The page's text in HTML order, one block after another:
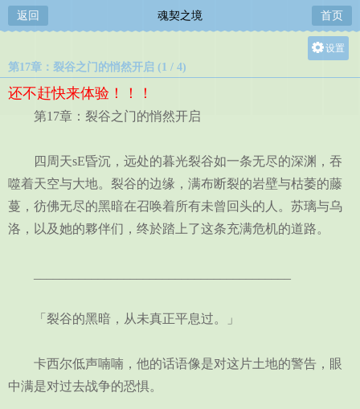
返回 魂契之境 首页
设置
第17章：裂谷之门的悄然开启 (1 / 4)
还不赶快来体验！！！
第17章：裂谷之门的悄然开启
四周天sE昏沉，远处的暮光裂谷如一条无尽的深渊，吞
噬着天空与大地。裂谷的边缘，满布断裂的岩壁与枯萎的藤
蔓，彷佛无尽的黑暗在召唤着所有未曾回头的人。苏璃与乌
洛，以及她的夥伴们，终於踏上了这条充满危机的道路。
「裂谷的黑暗，从未真正平息过。」
卡西尔低声喃喃，他的话语像是对这片土地的警告，眼
中满是对过去战争的恐惧。